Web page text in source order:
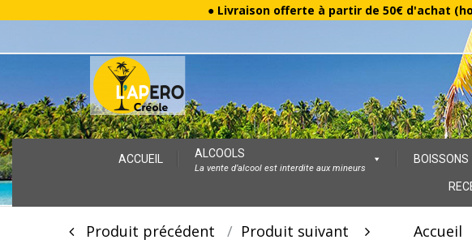
● Livraison offerte à partir de 50€ d'achat
Skip
to
content
ACCUEIL ALCOOLS
La vente d’alcool est interdite aux mineurs
BOISSONS
Post
Produit précédent Produit suivant Accueil